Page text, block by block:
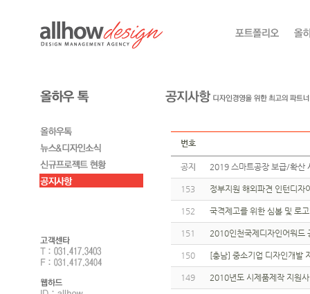
번호
공지 2019 스마트공장 보급/확
153 정부지원 해외파견 인턴디자
152 국격제고를 위한 심볼 및 로
151 2010인천국제디자인어워드
150 [충남] 중소기업 디자인개발
149 2010년도 시제품제작 지원